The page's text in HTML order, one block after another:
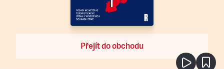
Přejít do obchodu